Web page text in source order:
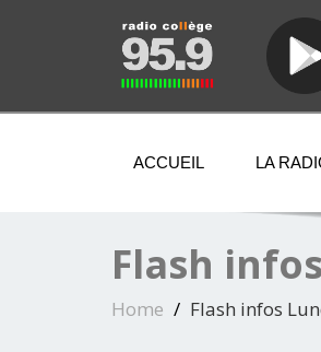
ACCUEIL LA
Flash
Home Flash infos